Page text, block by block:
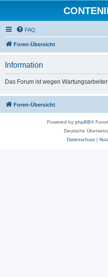
FAQ
Foren-Übersicht
Information
Das Forum ist wegen
Foren-Übersicht
Powered by phpBB®
Deutsche
Datenschutz|